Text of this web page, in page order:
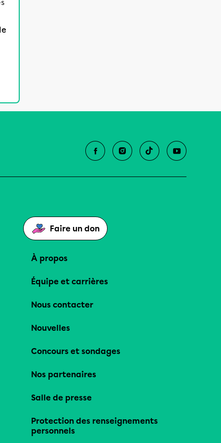
Faire un don
À propos
Équipe et carrières
Nous contacter
Nouvelles
Concours et sondages
Nos partenaires
Salle de presse
Protection des renseignements
personnels